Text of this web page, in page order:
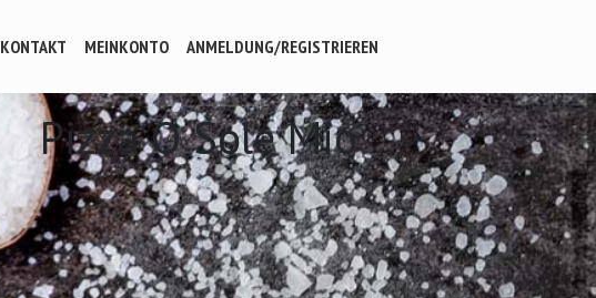
KONTAKT MEINKONTO ANMELDUNG/REGISTRIEREN
Pizza O Sole Mio